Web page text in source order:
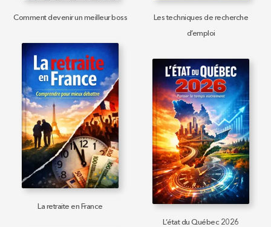
Comment devenir un meilleur boss
Les techniques de recherche
d’emploi
La retraite en France
L’état du Québec 2026